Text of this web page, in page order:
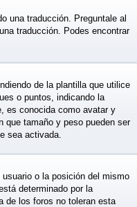
una traducción. Preguntale al
traducción. Podes encontrar
de la plantilla que utilice
o puntos, indicando la
es conocida como avatar y
que tamaño y peso pueden ser
sea activada.
o la posición del mismo
determinado por la
de los foros no toleran esta